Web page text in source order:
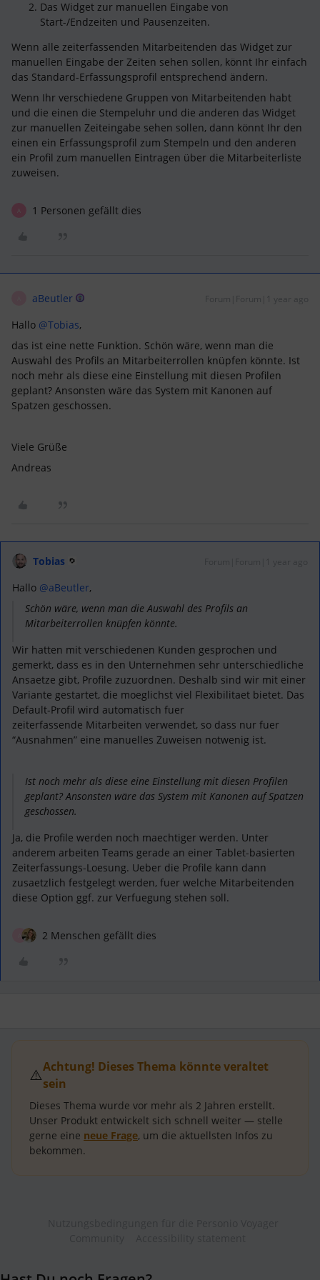
Das Widget zur manuellen Eingabe von
Start-/Endzeiten und Pausenzeiten.
Wenn alle zeiterfassenden Mitarbeitenden das Widget zur
manuellen Eingabe der Zeiten sehen sollen, könnt Ihr einfach
das Standard-Erfassungsprofil entsprechend ändern.
Wenn Ihr verschiedene Gruppen von Mitarbeitenden habt
und die einen die Stempeluhr und die anderen das Widget
zur manuellen Zeiteingabe sehen sollen, dann könnt Ihr den
einen ein Erfassungsprofil zum Stempeln und den anderen
ein Profil zum manuellen Eintragen über die Mitarbeiterliste
zuweisen.
A 1 Personen gefällt dies
aBeutler Forum|Forum|1 year ago
Hallo @Tobias,
das ist eine nette Funktion. Schön wäre, wenn man die
Auswahl des Profils an Mitarbeiterrollen knüpfen könnte. Ist
noch mehr als diese eine Einstellung mit diesen Profilen
geplant? Ansonsten wäre das System mit Kanonen auf
Spatzen geschossen.
Viele Grüße
Andreas
Tobias
Hallo @aBeutler,
Schön wäre, wenn man die Auswahl des Profils an
Mitarbeiterrollen knüpfen könnte.
Wir hatten mit verschiedenen Kunden gesprochen und
gemerkt, dass es in den Unternehmen sehr unterschiedliche
Ansaetze gibt, Profile zuzuordnen. Deshalb sind wir mit einer
Variante gestartet, die moeglichst viel Flexibilitaet bietet. Das
Default-Profil wird automatisch fuer
zeiterfassende Mitarbeiten verwendet, so dass nur fuer
“Ausnahmen” eine manuelles Zuweisen notwenig ist.
Ist noch mehr als diese eine Einstellung mit diesen Profilen
geplant? Ansonsten wäre das System mit Kanonen auf Spatzen
geschossen.
Ja, die Profile werden noch maechtiger werden. Unter
anderem arbeiten Teams gerade an einer Tablet-basierten
Zeiterfassungs-Loesung. Ueber die Profile kann dann
zusaetzlich festgelegt werden, fuer welche Mitarbeitenden
diese Option ggf. zur Verfuegung stehen soll.
2 Menschen gefällt dies
⚠️Achtung! Dieses Thema könnte veraltet
sein
Dieses Thema wurde vor mehr als 2 Jahren erstellt.
Unser Produkt entwickelt sich schnell weiter — stelle
gerne eine neue Frage, um die aktuellsten Infos zu
bekommen.